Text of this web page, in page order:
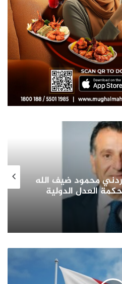
الشيخ مشعل الأحمد
بدور المرأة الكويتية
ويؤكد: شريك
وتمثيله دوليا